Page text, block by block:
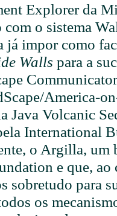
Explorer da
o sistema
já impor como
Walls para a
America-
Java Volcanic
International
o Argilla, um
e que,
sobretudo para
os